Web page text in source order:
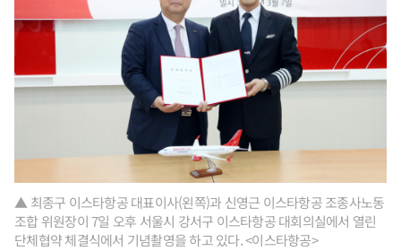
▲ 최종구 이스타항공 대표이사(왼쪽)과 신영근 이스타항공 조종사노동
조합 위원장이 7일 오후 서울시 강서구 이스타항공 대회의실에서 열린
단체협약 체결식에서 기념촬영을 하고 있다. <이스타항공>